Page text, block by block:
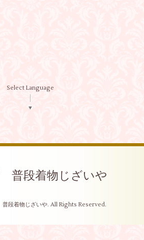
Select Language
▼
普段着物じざいや
段着物じざいや. All Rights Reserved.